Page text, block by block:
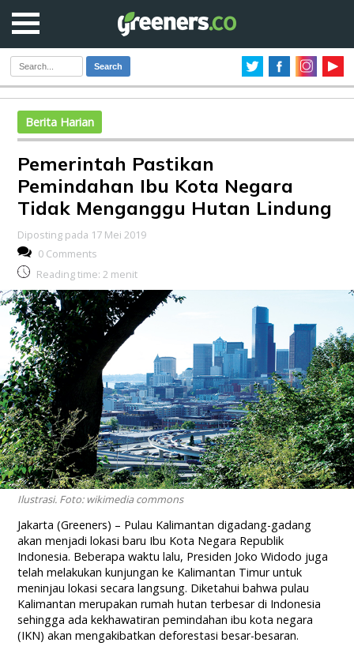
Search
Berita Harian
Pemerintah Pastikan
Pemindahan Ibu Kota Negara
Tidak Menganggu Hutan Lindung
Diposting pada 17 Mei 2019
0 Comments
Reading time: 2 menit
Ilustrasi. Foto: wikimedia commons
Jakarta (Greeners) – Pulau Kalimantan digadang-gadang
akan menjadi lokasi baru Ibu Kota Negara Republik
Indonesia. Beberapa waktu lalu, Presiden Joko Widodo juga
telah melakukan kunjungan ke Kalimantan Timur untuk
meninjau lokasi secara langsung. Diketahui bahwa pulau
Kalimantan merupakan rumah hutan terbesar di Indonesia
sehingga ada kekhawatiran pemindahan ibu kota negara
(IKN) akan mengakibatkan deforestasi besar-besaran.